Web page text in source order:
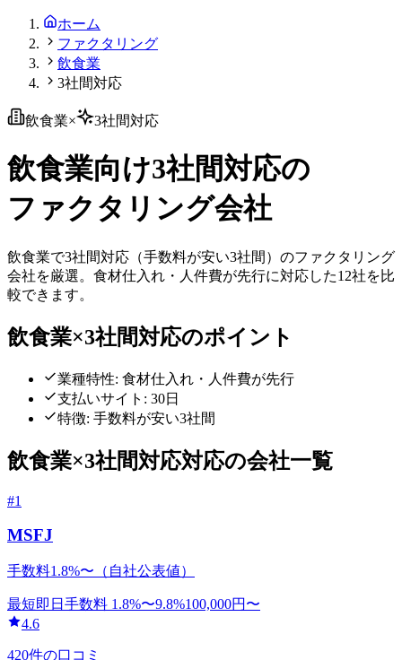
ホーム
ファクタリング
飲食業
3社間対応
飲食業× 3社間対応
飲食業向け3社間対応の
ファクタリング会社
飲食業で3社間対応 （手数料が安い3社間 ）のファクタリング
会社を厳選。 食材仕入れ・人件費が先行に対応した12社を比
較できます。
飲食業×3社間対応のポイント
業種特性: 食材仕入れ・人件費が先行
支払いサイト: 30日
特徴: 手数料が安い3社間
飲食業×3社間対応対応の会社一覧
#1
MSFJ
手数料1.8%〜（自社公表値）
最短即日 手数料 1.8%〜9.8%100,000円〜
4.6
420件の口コミ